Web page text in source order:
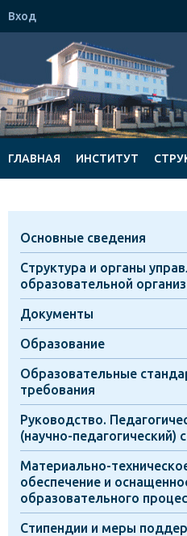
Вход
ГЛАВНАЯ ИНСТИТУТ
Основные сведения
Структура и органы
образовательной
Документы
Образование
Образовательные
требования
Руководство.
(научно-педагогический)
Материально-
обеспечение и
образовательного
Стипендии и меры